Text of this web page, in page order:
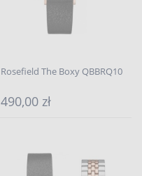
Rosefield The Boxy QBBRQ10
490,00 zł